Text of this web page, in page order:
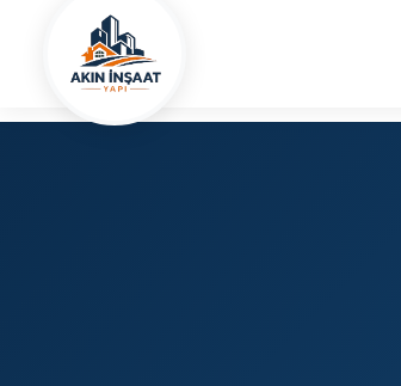
Ana Sayfa Hizmet Bölgelerimiz